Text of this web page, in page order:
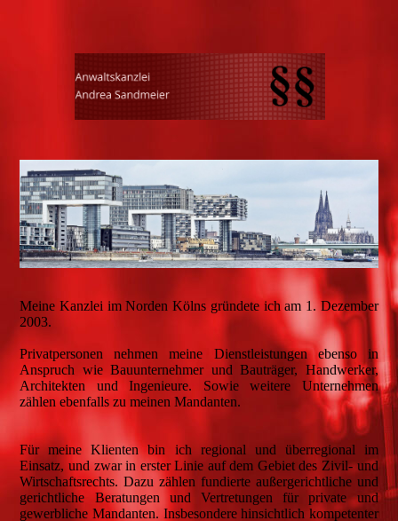
Meine Kanzlei im Norden Kölns gründete ich am 1. Dezember
2003.
Privatpersonen nehmen meine Dienstleistungen ebenso in
Anspruch wie Bauunternehmer und Bauträger, Handwerker,
Architekten und Ingenieure. Sowie weitere Unternehmen
zählen ebenfalls zu meinen Mandanten.
Für meine Klienten bin ich regional und überregional im
Einsatz, und zwar in erster Linie auf dem Gebiet des Zivil- und
Wirtschaftsrechts. Dazu zählen fundierte außergerichtliche und
gerichtliche Beratungen und Vertretungen für private und
gewerbliche Mandanten. Insbesondere hinsichtlich kompetenter